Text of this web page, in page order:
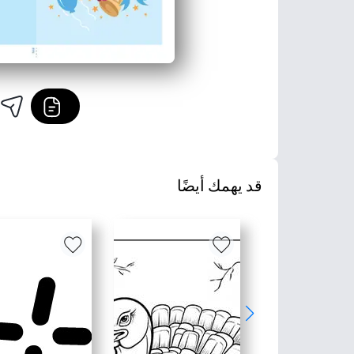
قد يهمك أيضًا